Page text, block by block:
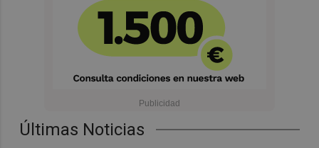
Últimas Noticias